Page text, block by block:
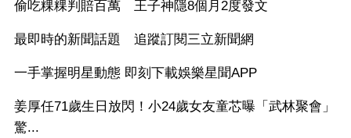
偷吃粿粿判賠百萬 王子神隱8個月2度發文
最即時的新聞話題 追蹤訂閱三立新聞網
一手掌握明星動態 即刻下載娛樂星聞APP
姜厚任71歲生日放閃！小24歲女友童芯曝「武林聚會」
驚...